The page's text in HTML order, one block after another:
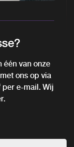
één van onze
ons op via
e-mail. Wij